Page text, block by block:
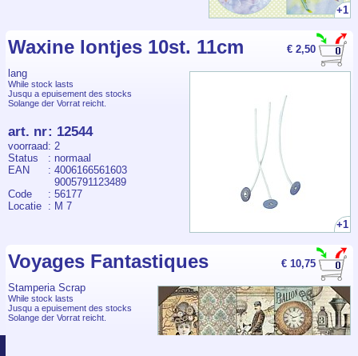
+1
€ 2,50
Waxine lontjes 10st. 11cm
lang
+1
While stock lasts
Jusqu a epuisement des stocks
Solange der Vorrat reicht.
art. nr: 12544
voorraad: 2
Status
: normaal
EAN
: 4006166561603
9005791123489
Code
: 56177
Locatie : M 7
€ 10,75
Voyages Fantastiques
Stamperia Scrap
While stock lasts
Jusqu a epuisement des stocks
Solange der Vorrat reicht.